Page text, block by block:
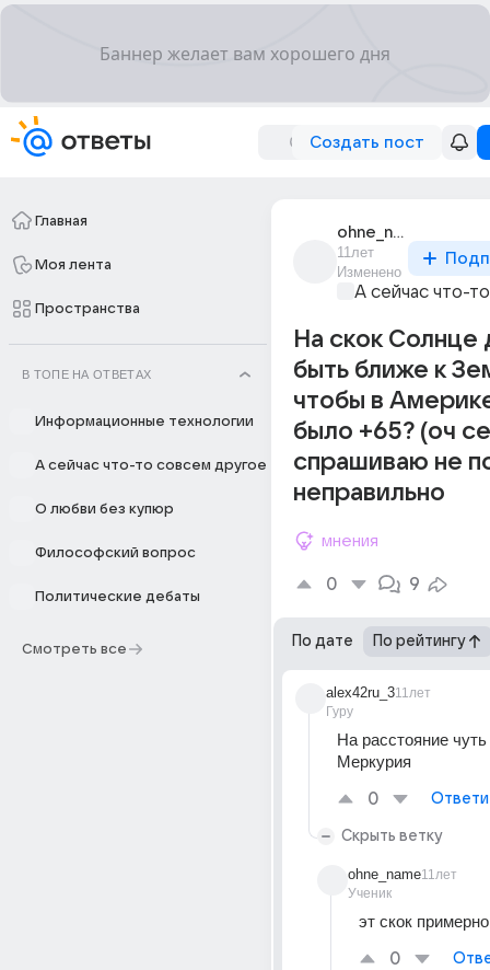
Создать пост
Главная
Моя лента
Пространства
В ТОПЕ НА ОТВЕТАХ
Информационные технологии
А сейчас что-то совсем другое
О любви без купюр
Философский вопрос
Политические дебаты
Смотреть все
ohne_name
11лет
Изменено
А сейчас что-
На скок Солнце
быть ближе к
чтобы в
было +65? (оч
спрашиваю не
неправильно
мнения
0 9
По дате По рейтингу
alex42ru_3
Гуру
11лет
На расстояние
Меркурия
0
Скрыть ветку
ohne_name
Ученик
11лет
эт скок
0